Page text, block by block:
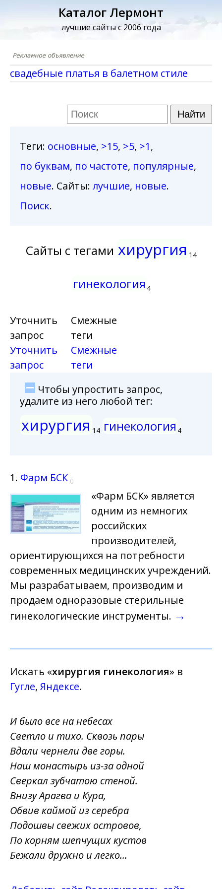
Каталог Лермонт
лучшие сайты с 2006 года
cвадебные платья в балетном стиле
Теги: основные, >15, >5, >1,
по буквам, по частоте, популярные,
новые. Сайты: лучшие, новые.
Поиск.
Сайты с тегами хирургия 14
гинекология 4
Уточнить
запрос
Уточнить
запрос
Смежные
теги
Смежные
теги
Чтобы упростить запрос,
удалите из него любой тег:
хирургия 14 гинекология 4
1. Фарм БСК 0
«Фарм БСК» является
одним из немногих
российских
производителей,
ориентирующихся на потребности
современных медицинских учреждений.
Мы разрабатываем, производим и
продаем одноразовые стерильные
гинекологические инструменты. →
Искать «хирургия гинекология» в
Гугле, Яндексе.
И было все на небесах
Светло и тихо. Сквозь пары
Вдали чернели две горы.
Наш монастырь из-за одной
Сверкал зубчатою стеной.
Внизу Арагва и Кура,
Обвив каймой из серебра
Подошвы свежих островов,
По корням шепчущих кустов
Бежали дружно и легко...